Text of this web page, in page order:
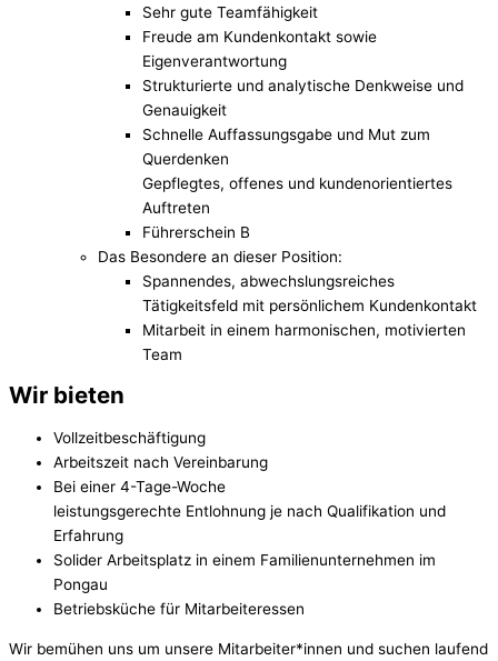
Sehr gute Teamfähigkeit
Freude am Kundenkontakt sowie
Eigenverantwortung
Strukturierte und analytische Denkweise und
Genauigkeit
Schnelle Auffassungsgabe und Mut zum
Querdenken
Gepflegtes, offenes und kundenorientiertes
Auftreten
Führerschein B
Das Besondere an dieser Position:
Spannendes, abwechslungsreiches
Tätigkeitsfeld mit persönlichem Kundenkontakt
Mitarbeit in einem harmonischen, motivierten
Team
Wir bieten
Vollzeitbeschäftigung
Arbeitszeit nach Vereinbarung
Bei einer 4-Tage-Woche
leistungsgerechte Entlohnung je nach Qualifikation und
Erfahrung
Solider Arbeitsplatz in einem Familienunternehmen im
Pongau
Betriebsküche für Mitarbeiteressen
Wir bemühen uns um unsere Mitarbeiter*innen und suchen laufend